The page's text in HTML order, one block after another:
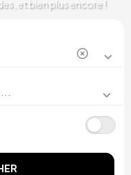
et bien plus encore !